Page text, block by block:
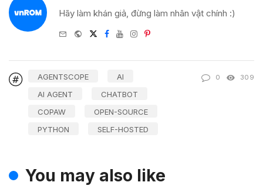
Hãy làm khán giả, đừng làm nhân vật chính :)
e-
WebsiteTwitter
Facebook
YoutubeInstagram
Pinterest
AGENTSCOPE
AI
AI AGENT
CHATBOT
COPAW
OPEN-SOURCE
PYTHON
SELF-HOSTED
0 309
You may also like